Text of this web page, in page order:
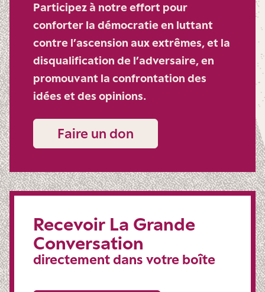
Participez à notre effort pour
conforter la démocratie en luttant
contre l’ascension aux extrêmes, et la
disqualification de l’adversaire, en
promouvant la confrontation des
idées et des opinions.
Faire un don
Recevoir La Grande
Conversation
directement dans votre boîte